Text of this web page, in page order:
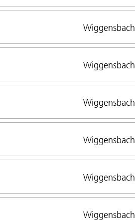
Wiggensbach
Wiggensbach
Wiggensbach
Wiggensbach
Wiggensbach
Wiggensbach